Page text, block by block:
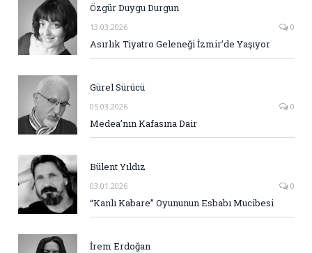
Özgür Duygu Durgun
13.03.2026 0
Asırlık Tiyatro Geleneği İzmir’de Yaşıyor
Gürel Sürücü
05.03.2026 0
Medea’nın Kafasına Dair
Bülent Yıldız
03.01.2026 0
“Kanlı Kabare” Oyununun Esbabı Mucibesi
İrem Erdoğan